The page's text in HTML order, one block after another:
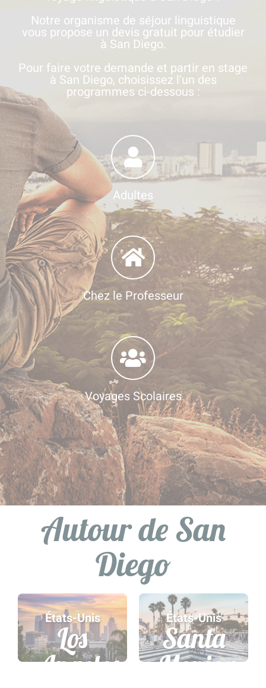
Notre organisme de séjour linguistique
vous propose un devis gratuit pour étudier
à San Diego.
Pour faire votre demande et partir en stage
à San Diego, choisissez l'un des
programmes ci-dessous :
Adultes
Chez le Professeur
Voyages Scolaires
Autour de San
Diego
États-Unis
Los
Angeles
États-Unis
Santa
Monica